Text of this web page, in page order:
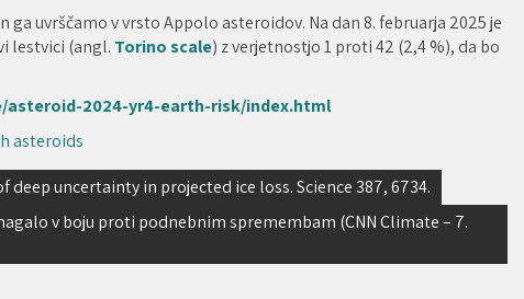
uvrščamo v vrsto Appolo asteroidov. Na dan 8. februarja 2025 je
lestvici (angl. Torino scale) z verjetnostjo 1 proti 42 (2,4 %), da bo
2024-yr4-earth-risk/index.html
asteroids
deep uncertainty in projected ice loss. Science 387, 6734.
v boju proti podnebnim spremembam (CNN Climate – 7.